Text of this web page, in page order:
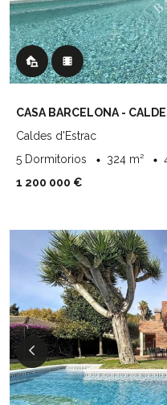
CASA BARCELONA -
Caldes d'Estrac
5 Dormitorios
324 m²
1 200 000 €